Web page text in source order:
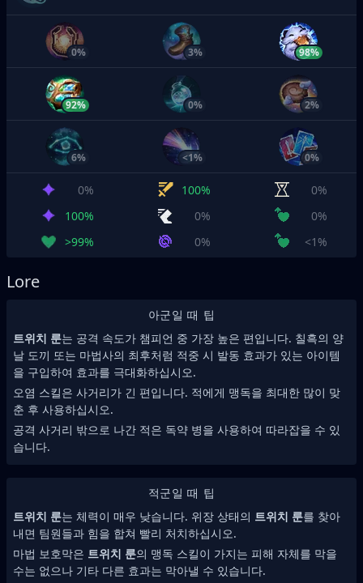
0% 3% 98%
92% 0% 2%
6% <1% 0%
0% 100%
0%
100%
0%
0%
>99%
0% <1%
Lore
아군일 때 팁
트위치 룬는 공격 속도가 챔피언 중 가장 높은 편입니다. 칠흑의 양
날 도끼 또는 마법사의 최후처럼 적중 시 발동 효과가 있는 아이템
을 구입하여 효과를 극대화하십시오.
오염 스킬은 사거리가 긴 편입니다. 적에게 맹독을 최대한 많이 맞
춘 후 사용하십시오.
공격 사거리 밖으로 나간 적은 독약 병을 사용하여 따라잡을 수 있
습니다.
적군일 때 팁
트위치 룬는 체력이 매우 낮습니다. 위장 상태의 트위치 룬를 찾아
내면 팀원들과 힘을 합쳐 빨리 처치하십시오.
마법 보호막은 트위치 룬의 맹독 스킬이 가지는 피해 자체를 막을
수는 없으나 기타 다른 효과는 막아낼 수 있습니다.